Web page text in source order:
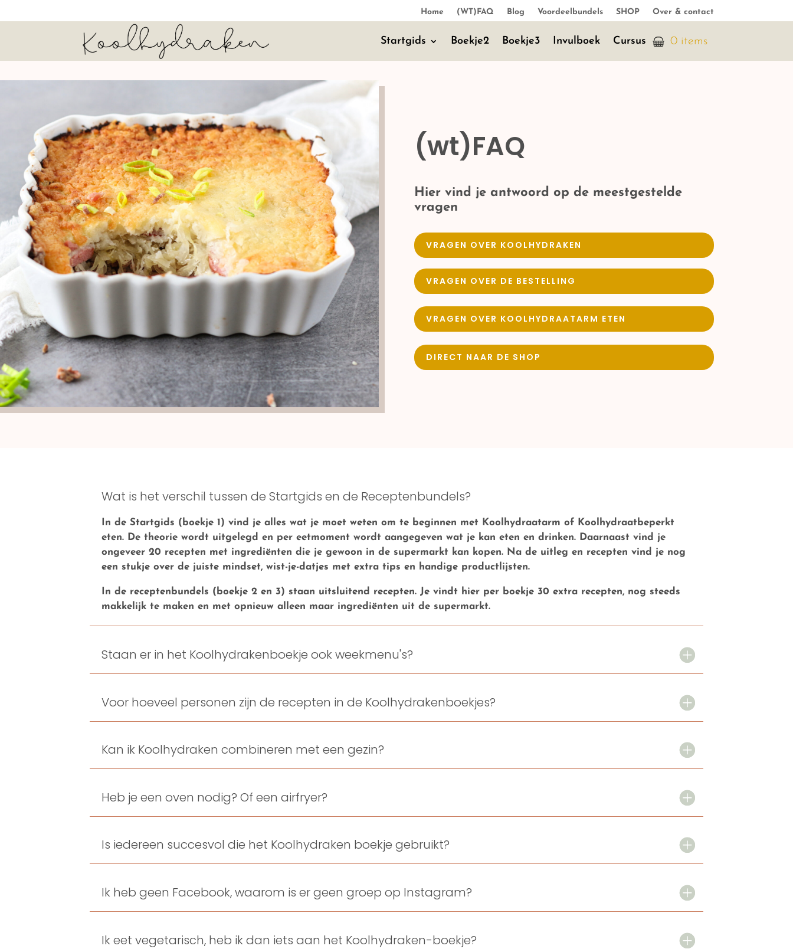
Home (WT)FAQ Blog Voordeelbundels SHOP Over & contact
Startgids Boekje2 Boekje3 Invulboek Cursus 0 items
(wt)FAQ
Hier vind je antwoord op de meestgestelde
vragen
VRAGEN OVER KOOLHYDRAKEN
VRAGEN OVER DE BESTELLING
VRAGEN OVER KOOLHYDRAATARM ETEN
DIRECT NAAR DE SHOP
Wat is het verschil tussen de Startgids en de Receptenbundels?
In de Startgids (boekje 1) vind je alles wat je moet weten om te beginnen met Koolhydraatarm of Koolhydraatbeperkt
eten. De theorie wordt uitgelegd en per eetmoment wordt aangegeven wat je kan eten en drinken. Daarnaast vind je
ongeveer 20 recepten met ingrediënten die je gewoon in de supermarkt kan kopen. Na de uitleg en recepten vind je nog
een stukje over de juiste mindset, wist-je-datjes met extra tips en handige productlijsten.
In de receptenbundels (boekje 2 en 3) staan uitsluitend recepten. Je vindt hier per boekje 30 extra recepten, nog steeds
makkelijk te maken en met opnieuw alleen maar ingrediënten uit de supermarkt.
Staan er in het Koolhydrakenboekje ook weekmenu's?
Voor hoeveel personen zijn de recepten in de Koolhydrakenboekjes?
Kan ik Koolhydraken combineren met een gezin?
Heb je een oven nodig? Of een airfryer?
Is iedereen succesvol die het Koolhydraken boekje gebruikt?
Ik heb geen Facebook, waarom is er geen groep op Instagram?
Ik eet vegetarisch, heb ik dan iets aan het Koolhydraken-boekje?